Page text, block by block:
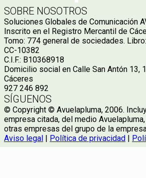
SOBRE NOSOTROS
Soluciones Globales de Comunicación
Inscrito en el Registro Mercantil de
Tomo: 774 general de sociedades.
CC-10382
C.I.F.: B10368918
Domicilio social en Calle San Antón 13,
Cáceres
927 246 892
SÍGUENOS
© Copyright © Avuelapluma, 2006.
empresa citada, del medio
otras empresas del grupo de la
Aviso legal | Política de privacidad |